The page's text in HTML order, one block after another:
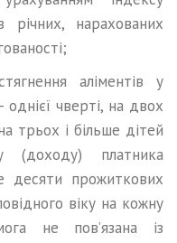
річних, нарахованих
аліментів у
чверті, на двох
трьох і більше дітей
(доходу) платника
десяти прожиткових
віку на кожну
не пов’язана із